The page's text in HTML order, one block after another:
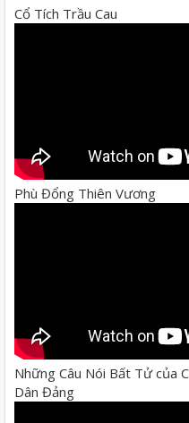
Cổ Tích Trầu Cau
Phù Đổng Thiên Vương
Những Câu Nói Bất Tử của
Dân Đảng